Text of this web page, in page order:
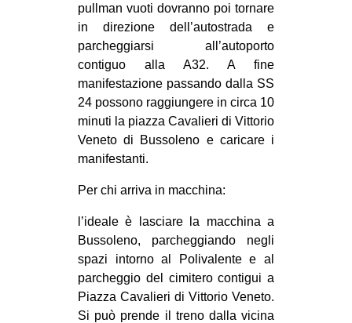
pullman vuoti dovranno poi tornare
in direzione dell’autostrada e
parcheggiarsi all’autoporto
contiguo alla A32. A fine
manifestazione passando dalla SS
24 possono raggiungere in circa 10
minuti la piazza Cavalieri di Vittorio
Veneto di Bussoleno e caricare i
manifestanti.
Per chi arriva in macchina:
l’ideale è lasciare la macchina a
Bussoleno, parcheggiando negli
spazi intorno al Polivalente e al
parcheggio del cimitero contigui a
Piazza Cavalieri di Vittorio Veneto.
Si può prende il treno dalla vicina